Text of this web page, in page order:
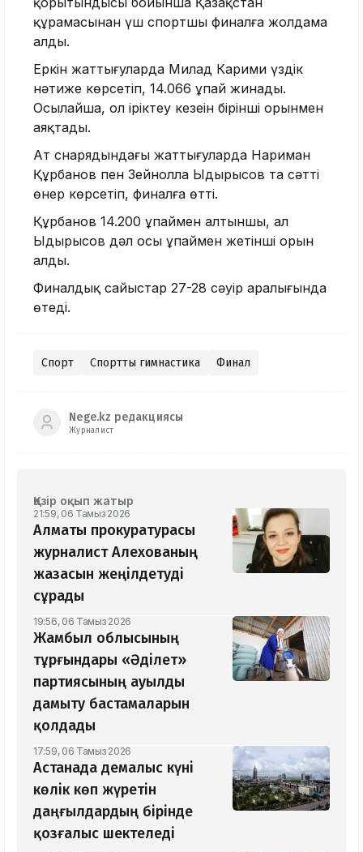
құрамасынан үш спортшы финалға жолдама
алды.
Еркін жаттығуларда Милад Карими үздік
нәтиже көрсетіп, 14.066 ұпай жинады.
Осылайша, ол іріктеу кезеңін бірінші орынмен
аяқтады.
Ат снарядындағы жаттығуларда Нариман
Құрбанов пен Зейнолла Ыдырысов та сәтті
өнер көрсетіп, финалға өтті.
Құрбанов 14.200 ұпаймен алтыншы, ал
Ыдырысов дәл осы ұпаймен жетінші орын
алды.
Финалдық сайыстар 27-28 сәуір аралығында
өтеді.
Спорт Спорттық гимнастика Финал
Nege.kz редакциясы
Журналист
Қазір оқып жатыр
21:59, 06 Тамыз 2026
Алматы прокуратурасы
журналист Алехованың
жазасын жеңілдетуді
сұрады
19:56, 06 Тамыз 2026
Жамбыл облысының
тұрғындары «Әділет»
партиясының ауылды
дамыту бастамаларын
қолдады
17:59, 06 Тамыз 2026
Астанада демалыс күні
көлік көп жүретін
даңғылдардың бірінде
қозғалыс шектеледі